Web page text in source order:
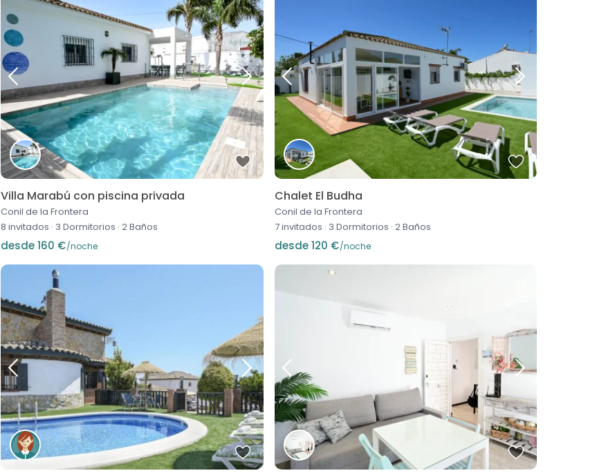
Villa Marabú con piscina privada
Conil de la Frontera
8 invitados · 3 Dormitorios · 2 Baños
desde 160 €/noche
Chalet El Budha
Conil de la Frontera
7 invitados · 3 Dormitorios · 2 Baños
desde 120 €/noche